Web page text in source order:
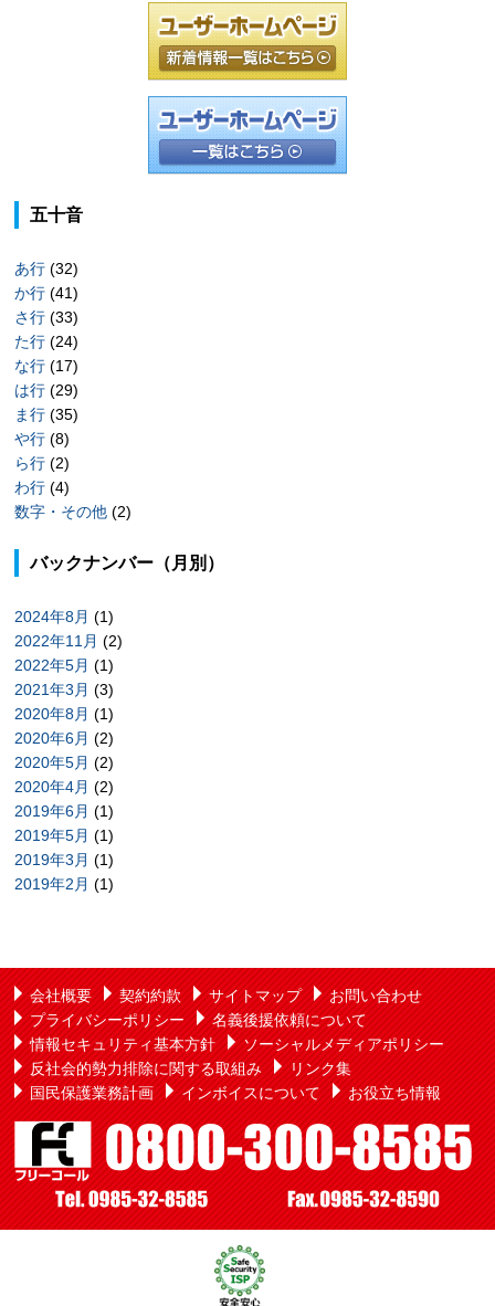
五十音
あ行 (32)
か行 (41)
さ行 (33)
た行 (24)
な行 (17)
は行 (29)
ま行 (35)
や行 (8)
ら行 (2)
わ行 (4)
数字・その他 (2)
バックナンバー（月別）
2024年8月 (1)
2022年11月 (2)
2022年5月 (1)
2021年3月 (3)
2020年8月 (1)
2020年6月 (2)
2020年5月 (2)
2020年4月 (2)
2019年6月 (1)
2019年5月 (1)
2019年3月 (1)
2019年2月 (1)
会社概要 契約約款 サイトマップ
お問い合わせ
プライバシーポリシー
名義後援依頼について
情報セキュリティ基本方針
ソーシャルメディアポリシー
反社会的勢力排除に関する取組み
リンク集
国民保護業務計画
インボイスについて お役立ち情報